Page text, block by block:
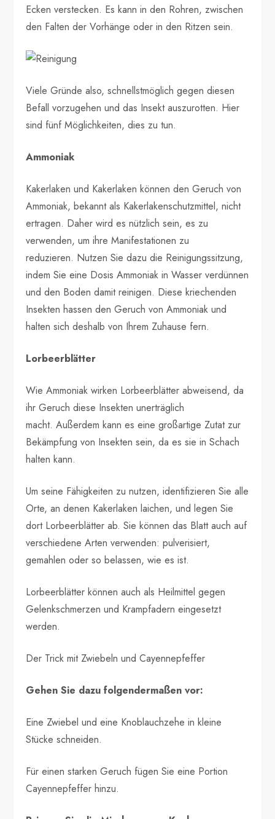
Ecken verstecken. Es kann in den Rohren, zwischen
den Falten der Vorhänge oder in den Ritzen sein.
Viele Gründe also, schnellstmöglich gegen diesen
Befall vorzugehen und das Insekt auszurotten. Hier
sind fünf Möglichkeiten, dies zu tun.
Ammoniak
Kakerlaken und Kakerlaken können den Geruch von
Ammoniak, bekannt als Kakerlakenschutzmittel, nicht
ertragen. Daher wird es nützlich sein, es zu
verwenden, um ihre Manifestationen zu
reduzieren. Nutzen Sie dazu die Reinigungssitzung,
indem Sie eine Dosis Ammoniak in Wasser verdünnen
und den Boden damit reinigen. Diese kriechenden
Insekten hassen den Geruch von Ammoniak und
halten sich deshalb von Ihrem Zuhause fern.
Lorbeerblätter
Wie Ammoniak wirken Lorbeerblätter abweisend, da
ihr Geruch diese Insekten unerträglich
macht. Außerdem kann es eine großartige Zutat zur
Bekämpfung von Insekten sein, da es sie in Schach
halten kann.
Um seine Fähigkeiten zu nutzen, identifizieren Sie alle
Orte, an denen Kakerlaken laichen, und legen Sie
dort Lorbeerblätter ab. Sie können das Blatt auch auf
verschiedene Arten verwenden: pulverisiert,
gemahlen oder so belassen, wie es ist.
Lorbeerblätter können auch als Heilmittel gegen
Gelenkschmerzen und Krampfadern eingesetzt
werden.
Der Trick mit Zwiebeln und Cayennepfeffer
Gehen Sie dazu folgendermaßen vor:
Eine Zwiebel und eine Knoblauchzehe in kleine
Stücke schneiden.
Für einen starken Geruch fügen Sie eine Portion
Cayennepfeffer hinzu.